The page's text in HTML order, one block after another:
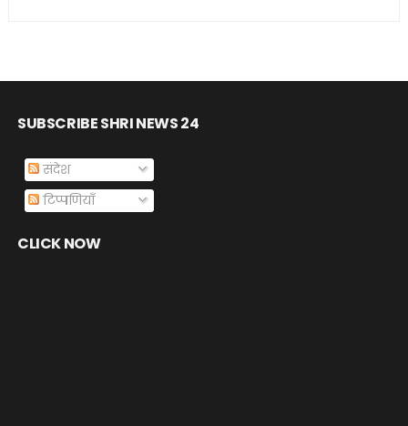
SUBSCRIBE SHRI NEWS 24
संदेश
टिप्पणियाँ
CLICK NOW